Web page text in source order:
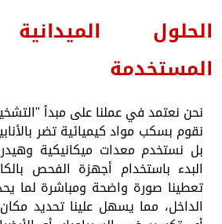
الحلول
المستخدمة
نحن نعتمد في عملنا على مبدأ
نقوم بسكب مواد كيميائية تضر
بل نستخدم معدات ميكانيكية
البدء باستخدام أجهزة الفحص
تعطينا صورة واضحة ومباشرة لما
الداخل، مما يسهل علينا تحديد